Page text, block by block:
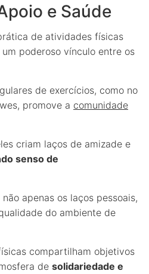
e Saúde
de atividades físicas
poderoso vínculo entre os
de exercícios, como no
promove a comunidade
criam laços de amizade e
senso de
apenas os laços pessoais,
do ambiente de
compartilham objetivos
de solidariedade e